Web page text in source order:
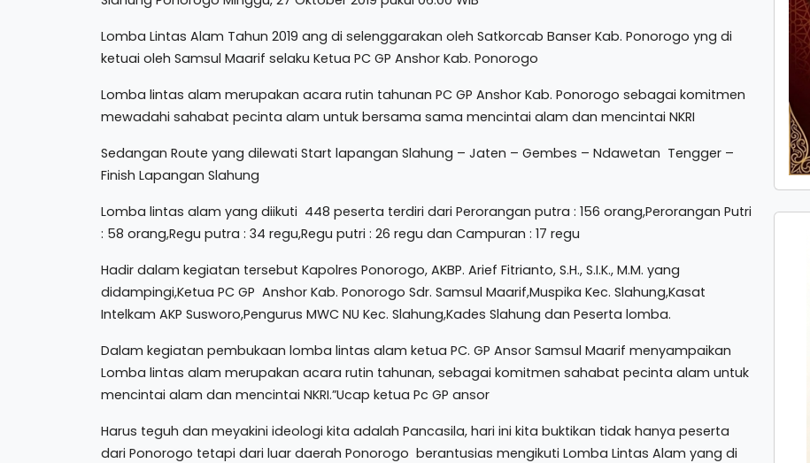
Lomba Lintas Alam Tahun 2019 ang di selenggarakan oleh Satkorcab Banser Kab. Ponorogo yng di
ketuai oleh Samsul Maarif selaku Ketua PC GP Anshor Kab. Ponorogo
Lomba lintas alam merupakan acara rutin tahunan PC GP Anshor Kab. Ponorogo sebagai komitmen
mewadahi sahabat pecinta alam untuk bersama sama mencintai alam dan mencintai NKRI
Sedangan Route yang dilewati Start lapangan Slahung – Jaten – Gembes – Ndawetan Tengger –
Finish Lapangan Slahung
Lomba lintas alam yang diikuti 448 peserta terdiri dari Perorangan putra : 156 orang,Perorangan Putri
: 58 orang,Regu putra : 34 regu,Regu putri : 26 regu dan Campuran : 17 regu
Hadir dalam kegiatan tersebut Kapolres Ponorogo, AKBP. Arief Fitrianto, S.H., S.I.K., M.M. yang
didampingi,Ketua PC GP Anshor Kab. Ponorogo Sdr. Samsul Maarif,Muspika Kec. Slahung,Kasat
Intelkam AKP Susworo,Pengurus MWC NU Kec. Slahung,Kades Slahung dan Peserta lomba.
Dalam kegiatan pembukaan lomba lintas alam ketua PC. GP Ansor Samsul Maarif menyampaikan
Lomba lintas alam merupakan acara rutin tahunan, sebagai komitmen sahabat pecinta alam untuk
mencintai alam dan mencintai NKRI.”Ucap ketua Pc GP ansor
Harus teguh dan meyakini ideologi kita adalah Pancasila, hari ini kita buktikan tidak hanya peserta
dari Ponorogo tetapi dari luar daerah Ponorogo berantusias mengikuti Lomba Lintas Alam yang di